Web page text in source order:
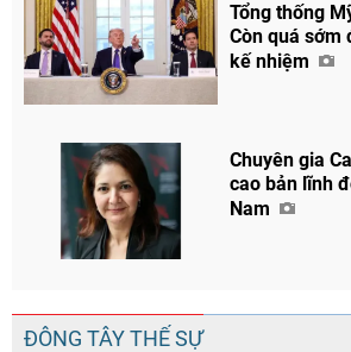
Tổng thống
Còn quá sớm
kế nhiệm
Chuyên gia
cao bản lĩnh
Nam
ĐÔNG TÂY THẾ SỰ